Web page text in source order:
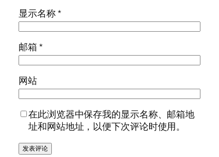
显示名称*
邮箱*
网站
在此浏览器中保存我的显示名称、邮箱地
址和网站地址，以便下次评论时使用。